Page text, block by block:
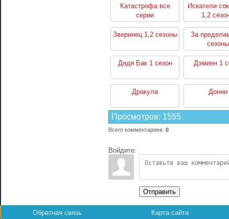
Катастрофа все
серии
Искатели
1,2
Зверинец 1,2 сезоны
За
сезоны
Дядя Бак 1 сезон Дэмиен 1
Дракула Донни
Просмотров: 1555
Всего комментариев: 0
Войдите:
Отправить
Обратная связь Карта сайта